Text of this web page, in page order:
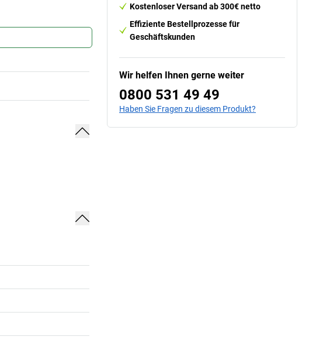
Kostenloser Versand ab 300€ netto
Effiziente Bestellprozesse für
Geschäftskunden
Wir helfen Ihnen gerne weiter
0800 531 49 49
Haben Sie Fragen zu diesem Produkt?